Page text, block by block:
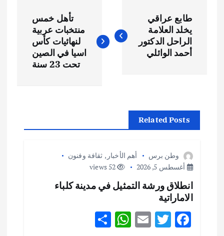
ص
طابع عراقي
يخلد العلامة
الراحل الدكتور
أحمد الوائلي
تأهل خمس
منتخبات عربية
لنهائيات كأس
اسيا في الصين
تحت 23 سنة
Related Posts
وطن برس أهم الأخبار , ثقافة وفنون
أغسطس 5, 2026
52 views
انطلاق ورشة التمثيل في مدينة كلباء
الاماراتية
F
T
E
W